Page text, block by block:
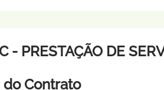
- PRESTAÇÃO DE
do Contrato